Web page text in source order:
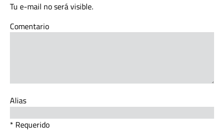
Tu e-mail no será visible.
Comentario
Alias
* Requerido